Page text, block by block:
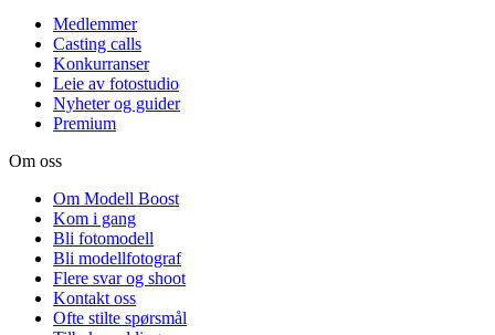
Medlemmer
Casting calls
Konkurranser
Leie av fotostudio
Nyheter og guider
Premium
Om oss
Om Modell Boost
Kom i gang
Bli fotomodell
Bli modellfotograf
Flere svar og shoot
Kontakt oss
Ofte stilte spørsmål